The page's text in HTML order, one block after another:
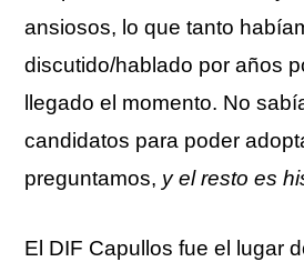
ansiosos, lo que tanto
discutido/hablado por años
llegado el momento. No
candidatos para poder
preguntamos, y el resto es
El DIF Capullos fue el lugar